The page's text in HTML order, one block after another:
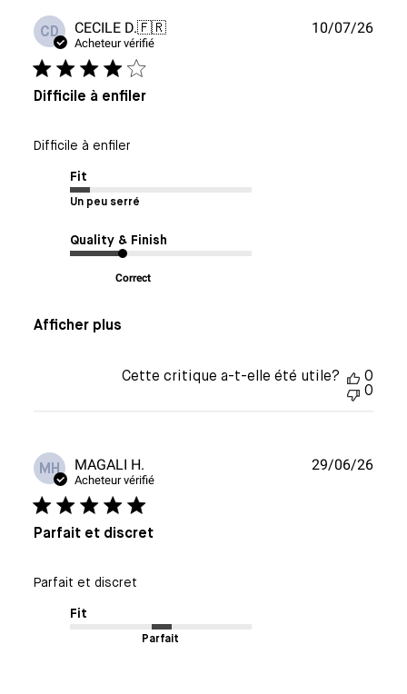
CD CECILE D.🇫🇷
Acheteur vérifié
Difficile à enfiler
Difficile à enfiler
Fit
Un peu serré
Quality & Finish
Correct
Afficher plus
Date
10/07/26
Cette critique a-t-elle été utile?
0
0
MH MAGALI H.
Acheteur vérifié
Parfait et discret
Parfait et discret
Fit
Parfait
Date
29/06/26